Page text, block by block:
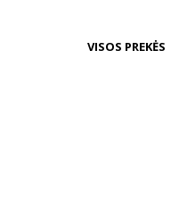
VISOS PREKĖS